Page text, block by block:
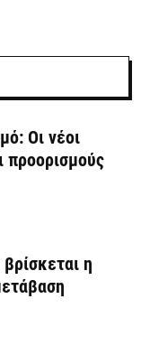
Οι νέοι
προορισμούς
η